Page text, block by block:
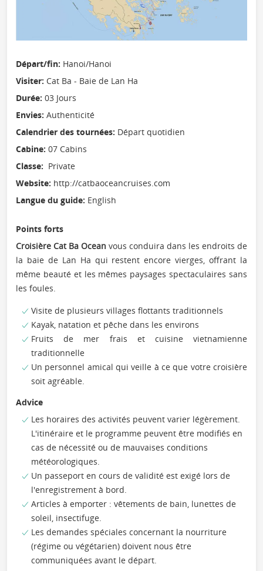
Départ/fin: Hanoi/Hanoi
Visiter: Cat Ba - Baie de Lan Ha
Durée: 03 Jours
Envies: Authenticité
Calendrier des tournées: Départ quotidien
Cabine: 07 Cabins
Classe: Private
Website: http://catbaoceancruises.com
Langue du guide: English
Points forts
Croisière Cat Ba Ocean vous conduira dans les endroits de
la baie de Lan Ha qui restent encore vierges, offrant la
même beauté et les mêmes paysages spectaculaires sans
les foules.
Visite de plusieurs villages flottants traditionnels
Kayak, natation et pêche dans les environs
Fruits de mer frais et cuisine vietnamienne
traditionnelle
Un personnel amical qui veille à ce que votre croisière
soit agréable.
Advice
Les horaires des activités peuvent varier légèrement.
L'itinéraire et le programme peuvent être modifiés en
cas de nécessité ou de mauvaises conditions
météorologiques.
Un passeport en cours de validité est exigé lors de
l'enregistrement à bord.
Articles à emporter : vêtements de bain, lunettes de
soleil, insectifuge.
Les demandes spéciales concernant la nourriture
(régime ou végétarien) doivent nous être
communiquées avant le départ.